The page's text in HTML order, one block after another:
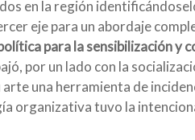
en la región
eje para un abordaje
para la sensibilización y
por un lado con la
una herramienta de
organizativa tuvo la